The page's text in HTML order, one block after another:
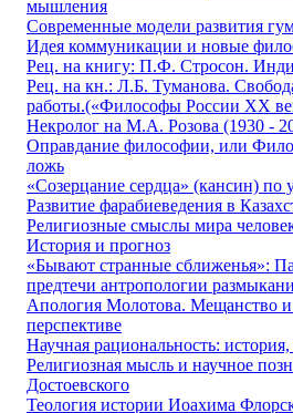
мышления
Современные модели развития
Идея коммуникации и новые
Рец. на книгу: П.Ф. Стросон.
Рец. на кн.: Л.Б. Туманова.
работы.(«Философы России ХХ
Некролог на М.А. Розова (1930 -
Оправдание философии, или
ложь
«Созерцание сердца» (кансин)
Развитие фарабиеведения в
Религиозные смыслы мира
История и прогноз
«Бывают странные сближенья»:
предтечи антропологии
Апология Молотова. Мещанство и
перспективе
Научная рациональность:
Религиозная мысль и научное
Достоевского
Теология истории Иоахима